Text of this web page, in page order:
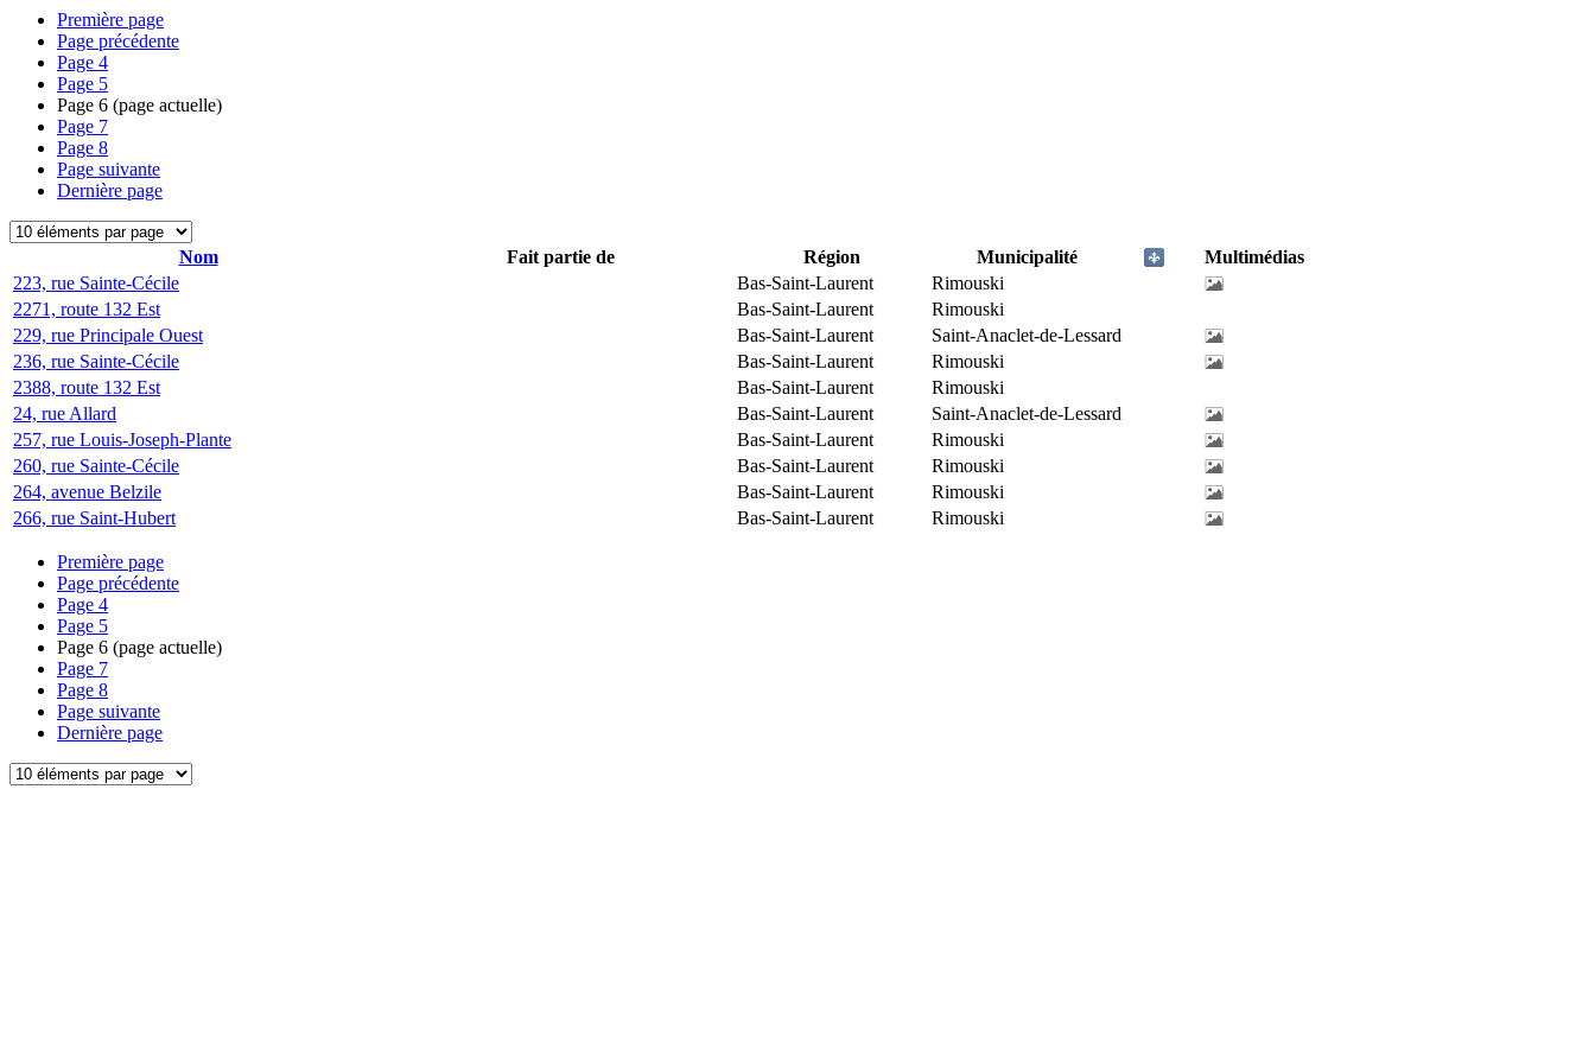
Première page
Page précédente
Page 4
Page 5
Page 6 (page actuelle)
Page 7
Page 8
Page suivante
Dernière page
Nom Fait partie de Région Municipalité
Multimédias
223, rue Sainte-Cécile
Bas-Saint-Laurent
Rimouski
2271, route 132 Est
Bas-Saint-Laurent
Rimouski
229, rue Principale Ouest
Bas-Saint-Laurent
Saint-Anaclet-de-Lessard
236, rue Sainte-Cécile
Bas-Saint-Laurent
Rimouski
2388, route 132 Est
Bas-Saint-Laurent
Rimouski
24, rue Allard
Bas-Saint-Laurent
Saint-Anaclet-de-Lessard
257, rue Louis-Joseph-Plante
Bas-Saint-Laurent
Rimouski
260, rue Sainte-Cécile
Bas-Saint-Laurent
Rimouski
264, avenue Belzile
Bas-Saint-Laurent
Rimouski
266, rue Saint-Hubert
Bas-Saint-Laurent Rimouski
Première page
Page précédente
Page 4
Page 5
Page 6 (page actuelle)
Page 7
Page 8
Page suivante
Dernière page